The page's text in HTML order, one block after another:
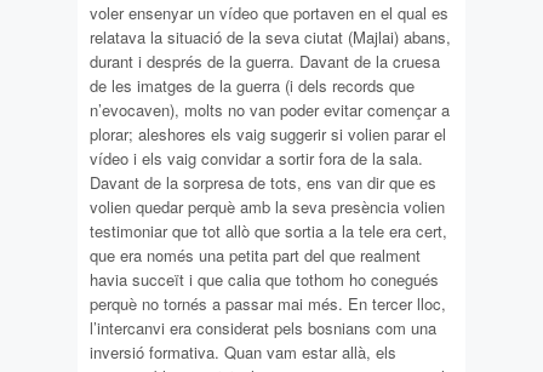
voler ensenyar un vídeo que portaven en el qual es
relatava la situació de la seva ciutat (Majlai) abans,
durant i després de la guerra. Davant de la cruesa
de les imatges de la guerra (i dels records que
n’evocaven), molts no van poder evitar començar a
plorar; aleshores els vaig suggerir si volien parar el
vídeo i els vaig convidar a sortir fora de la sala.
Davant de la sorpresa de tots, ens van dir que es
volien quedar perquè amb la seva presència volien
testimoniar que tot allò que sortia a la tele era cert,
que era només una petita part del que realment
havia succeït i que calia que tothom ho conegués
perquè no tornés a passar mai més. En tercer lloc,
l’intercanvi era considerat pels bosnians com una
inversió formativa. Quan vam estar allà, els